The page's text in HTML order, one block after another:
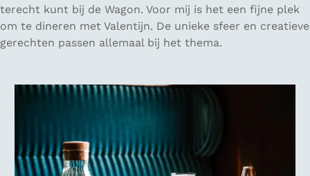
terecht kunt bij de Wagon. Voor mij is het een fijne plek
om te dineren met Valentijn. De unieke sfeer en creatieve
gerechten passen allemaal bij het thema.